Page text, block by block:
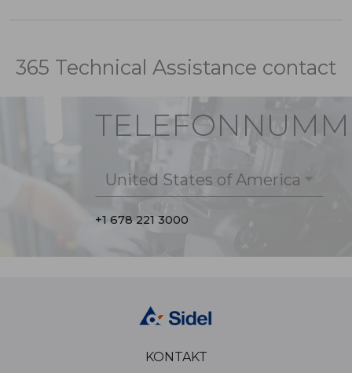
365 Technical Assistance contact
United States of America
+1 678 221 3000
KONTAKT